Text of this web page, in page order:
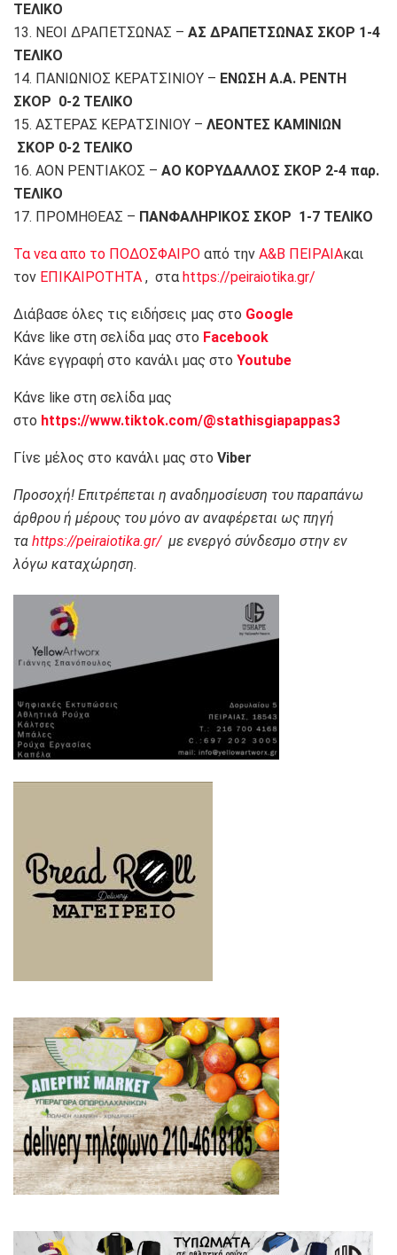
ΤΕΛΙΚΟ
13. ΝΕΟΙ ΔΡΑΠΕΤΣΩΝΑΣ – ΑΣ ΔΡΑΠΕΤΣΩΝΑΣ ΣΚΟΡ 1-4
ΤΕΛΙΚΟ
14. ΠΑΝΙΩΝΙΟΣ ΚΕΡΑΤΣΙΝΙΟΥ – ΕΝΩΣΗ Α.Α. ΡΕΝΤΗ
ΣΚΟΡ 0-2 ΤΕΛΙΚΟ
15. ΑΣΤΕΡΑΣ ΚΕΡΑΤΣΙΝΙΟΥ – ΛΕΟΝΤΕΣ ΚΑΜΙΝΙΩΝ
ΣΚΟΡ 0-2 ΤΕΛΙΚΟ
16. ΑΟΝ ΡΕΝΤΙΑΚΟΣ – ΑΟ ΚΟΡΥΔΑΛΛΟΣ ΣΚΟΡ 2-4 παρ.
ΤΕΛΙΚΟ
17. ΠΡΟΜΗΘΕΑΣ – ΠΑΝΦΑΛΗΡΙΚΟΣ ΣΚΟΡ 1-7 ΤΕΛΙΚΟ
Τα νεα απο το ΠΟΔΟΣΦΑΙΡΟ από την Α&Β ΠΕΙΡΑΙΑκαι
τον ΕΠΙΚΑΙΡΟΤΗΤΑ , στα https://peiraiotika.gr/
Διάβασε όλες τις ειδήσεις μας στο Google
Κάνε like στη σελίδα μας στο Facebook
Κάνε εγγραφή στο κανάλι μας στο Youtube
Κάνε like στη σελίδα μας
στο https://www.tiktok.com/@stathisgiapappas3
Γίνε μέλος στο κανάλι μας στο Viber
Προσοχή! Επιτρέπεται η αναδημοσίευση του παραπάνω
άρθρου ή μέρους του μόνο αν αναφέρεται ως πηγή
τα https://peiraiotika.gr/με ενεργό σύνδεσμο στην εν
λόγω καταχώρηση.